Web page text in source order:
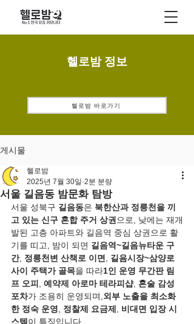
헬로밤 정보
헬로밤 바로가기
게시물
서울 길음동 밤문화 탐방
헬로밤
2025년 7월 30일 2분 분량
서울 성북구 길음동은 북한산과 정릉천을 끼
고 있는 신구 혼합 주거 상권 으로, 낮에는 재개
발된 고층 아파트와 길음역 중심 상권으로 활
기를 띠고, 밤이 되면 길음역~길음뉴타운 구
간, 정릉천변 산책로 이면
길음시장~삼양로
사이 주택가 골목을 따라1인 운영 무간판 림
프 오피
예약제 아로마 테라피샵, 혼술 감성
포차가 조용히 운영되며, 외부 노출을 최소화
한 정숙 운영
정찰제 요금제
비대면 입장 시
스템 이 특징입니다.